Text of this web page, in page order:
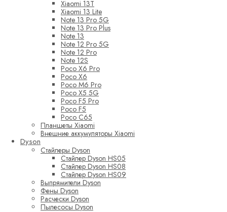
Xiaomi 13T
Xiaomi 13 Lite
Note 13 Pro 5G
Note 13 Pro Plus
Note 13
Note 12 Pro 5G
Note 12 Pro
Note 12S
Poco X6 Pro
Poco X6
Poco M6 Pro
Poco X5 5G
Poco F5 Pro
Poco F5
Poco C65
Планшеты Xiaomi
Внешние аккумуляторы Xiaomi
Dyson
Стайлеры Dyson
Стайлер Dyson HS05
Стайлер Dyson HS08
Стайлер Dyson HS09
Выпрямители Dyson
Фены Dyson
Расчески Dyson
Пылесосы Dyson